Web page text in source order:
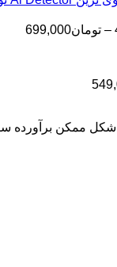
تومان399,000
تا
– تومان699,000
تا
شکل ممکن برآورده